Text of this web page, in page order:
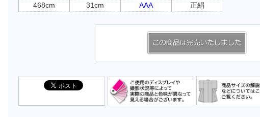
468cm
31cm
AAA
正絹